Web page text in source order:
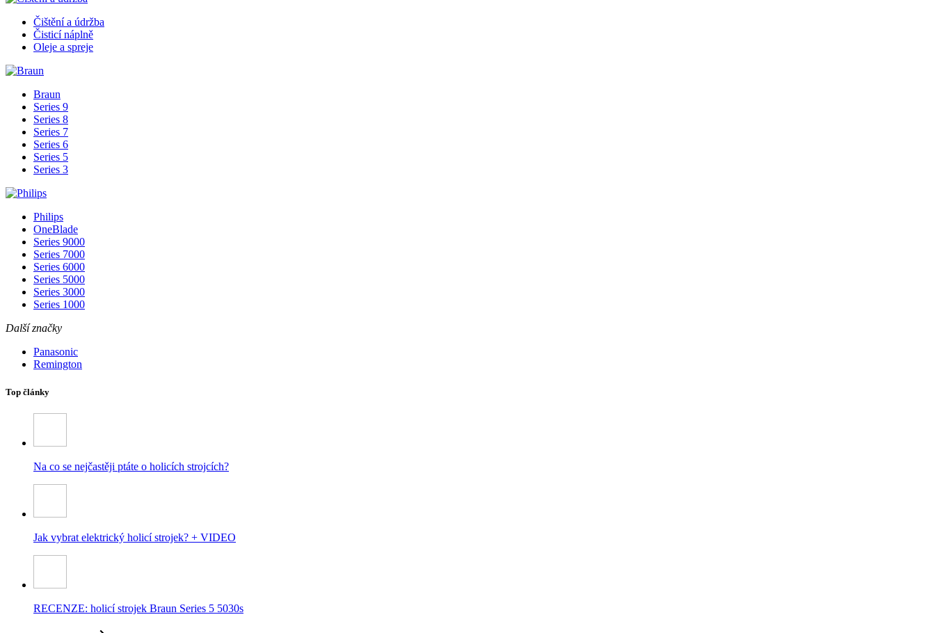
Čištění a údržba
Čisticí náplně
Oleje a spreje
Braun
Series 9
Series 8
Series 7
Series 6
Series 5
Series 3
Philips
OneBlade
Series 9000
Series 7000
Series 6000
Series 5000
Series 3000
Series 1000
Další značky
Panasonic
Remington
Top články
Na co se nejčastěji ptáte o holicích strojcích?
Jak vybrat elektrický holicí strojek? + VIDEO
RECENZE: holicí strojek Braun Series 5 5030s